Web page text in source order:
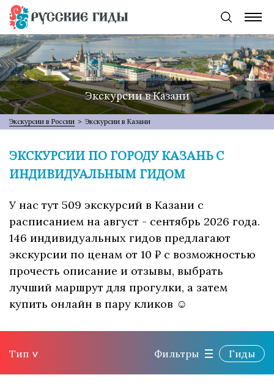
Экскурсии в Казани
Экскурсии в России > Экскурсии в Казани
ЭКСКУРСИИ ПО ГОРОДУ КАЗАНЬ С
ИНДИВИДУАЛЬНЫМ ГИДОМ
У нас тут 509 экскурсий в Казани с
расписанием на август - сентябрь 2026 года.
146 индивидуальных гидов предлагают
экскурсии по ценам от 10 ₽ с возможностью
прочесть описание и отзывы, выбрать
лучший маршрут для прогулки, а затем
купить онлайн в пару кликов ☺
Тип Фильтры Гиды